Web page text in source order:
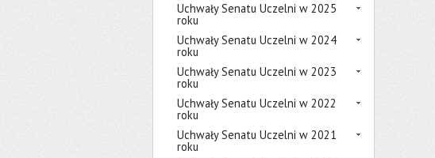
Uchwały Senatu Uczelni w 2025
roku
Uchwały Senatu Uczelni w 2024
roku
Uchwały Senatu Uczelni w 2023
roku
Uchwały Senatu Uczelni w 2022
roku
Uchwały Senatu Uczelni w 2021
roku